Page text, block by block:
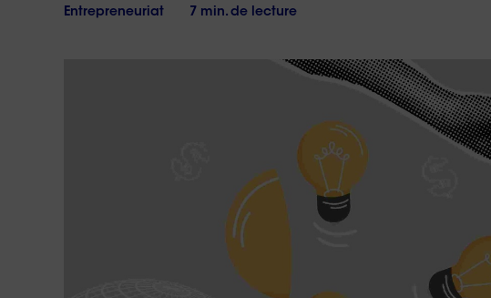
de
10h
Entrepreneuriat 7 min. de lecture